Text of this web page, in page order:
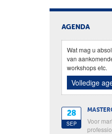
AGENDA
Wat mag u
van
workshops etc.
Volledige
28
SEP
Voor